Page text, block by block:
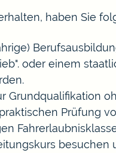
haben Sie
oder einem
Grundqualifikation
Prüfung
Fahrer